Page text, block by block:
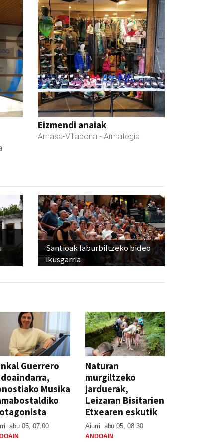
Eizmendi anaiak
Amasa-Villabona - Armategia
Santioak laburbiltzeko bideo
ikusgarria
Guerrero
Musika
abu 05, 07:00
Naturan
murgiltzeko
jarduerak,
Leizaran Bisitarien
Etxearen eskutik
Aiurri abu 05, 08:30
ANDOAIN